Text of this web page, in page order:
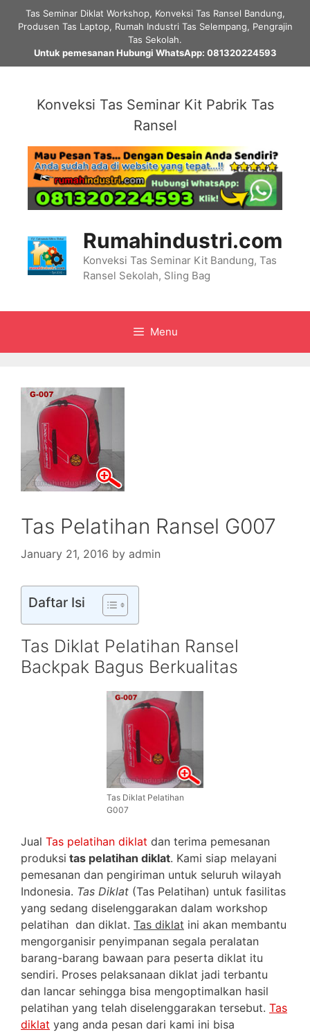
Tas Seminar Diklat Workshop, Konveksi Tas Ransel Bandung,
Produsen Tas Laptop, Rumah Industri Tas Selempang, Pengrajin
Tas Sekolah.
Untuk pemesanan Hubungi WhatsApp: 081320224593
Konveksi Tas Seminar Kit Pabrik Tas
Ransel
Rumahindustri.com
Konveksi Tas Seminar Kit Bandung, Tas
Ransel Sekolah, Sling Bag
Menu
Tas Pelatihan Ransel G007
January 21, 2016 by admin
Daftar Isi
Tas Diklat Pelatihan Ransel
Backpak Bagus Berkualitas
Tas Diklat Pelatihan
G007
Jual Tas pelatihan diklat dan terima pemesanan
produksi tas pelatihan diklat. Kami siap melayani
pemesanan dan pengiriman untuk seluruh wilayah
Indonesia. Tas Diklat (Tas Pelatihan) untuk fasilitas
yang sedang diselenggarakan dalam workshop
pelatihan dan diklat. Tas diklat ini akan membantu
mengorganisir penyimpanan segala peralatan
barang-barang bawaan para peserta diklat itu
sendiri. Proses pelaksanaan diklat jadi terbantu
dan lancar sehingga bisa mengoptimalkan hasil
pelatihan yang telah diselenggarakan tersebut. Tas
diklat yang anda pesan dari kami ini bisa